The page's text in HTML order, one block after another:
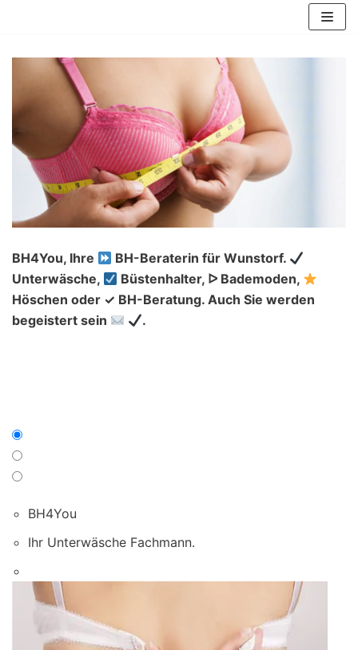
springen
BH4You, Ihre
BH-Beraterin für Wunstorf.
Unterwäsche,
Büstenhalter, ᐅ Bademoden,
Höschen oder ✓ BH-Beratung. Auch Sie werden
begeistert sein
.
BH4You
Ihr Unterwäsche Fachmann.